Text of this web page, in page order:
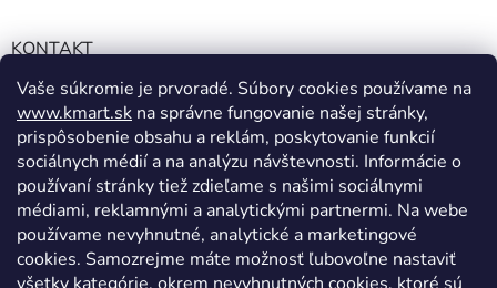
Vaše súkromie je prvoradé. Súbory cookies používame na
www.kmart.sk na správne fungovanie našej stránky,
prispôsobenie obsahu a reklám, poskytovanie funkcií
sociálnych médií a na analýzu návštevnosti. Informácie o
používaní stránky tiež zdieľame s našimi sociálnymi
médiami, reklamnými a analytickými partnermi. Na webe
používame nevyhnutné, analytické a marketingové
cookies. Samozrejme máte možnosť ľubovoľne nastaviť
KONTAKT
info@kmart.sk
+421 947 979 193
+421 947 979 193
facebook.com/Kolieramarket